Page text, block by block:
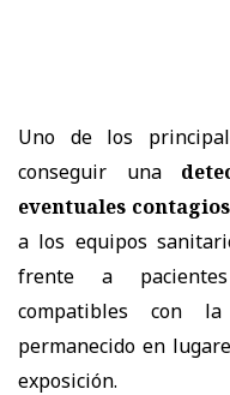
Uno de los
conseguir una
eventuales contagios
a los equipos
frente a
compatibles con
permanecido en
exposición.